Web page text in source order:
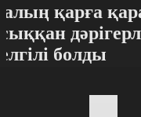
қарға
болды